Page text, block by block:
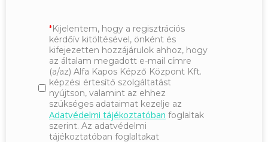
Kijelentem, hogy a regisztrációs
kérdőív kitöltésével, önként és
kifejezetten hozzájárulok ahhoz, hogy
az általam megadott e-mail címre
(a/az) Alfa Kapos Képző Központ Kft.
képzési értesítő szolgáltatást
nyújtson, valamint az ehhez
szükséges adataimat kezelje az
Adatvédelmi tájékoztatóban foglaltak
szerint. Az adatvédelmi
tájékoztatóban foglaltakat